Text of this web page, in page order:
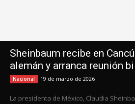
Sheinbaum recibe en
alemán y arranca reunión
Nacional 19 de marzo de 2026
La presidenta de México, Claudia